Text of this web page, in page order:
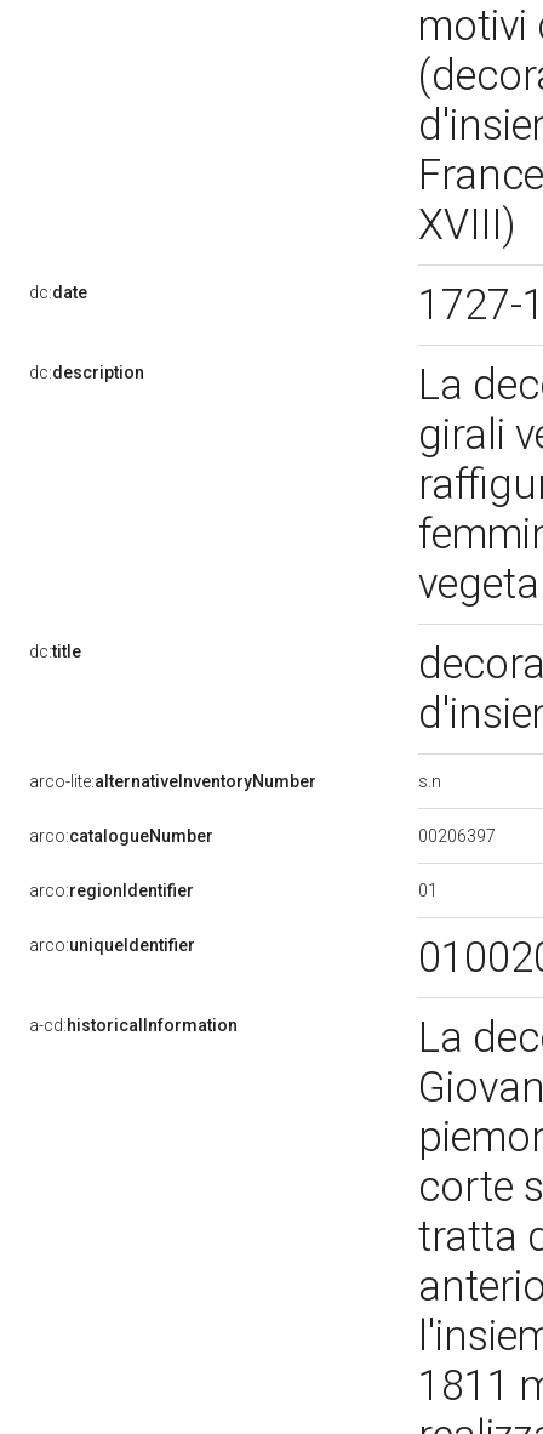
motivi
XVIII)
dc:date 1727-
dc:description
La
girali
dc:title
arco-lite:alternativeInventoryNumber s.n
arco:catalogueNumber 00206397
arco:regionIdentifier 01
arco:uniqueIdentifier
a-cd:historicalInformation
La
corte
tratta
1811